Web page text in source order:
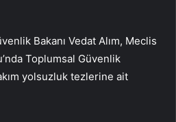
Bakanı Vedat Alım, Meclis
Toplumsal Güvenlik
yolsuzluk tezlerine ait